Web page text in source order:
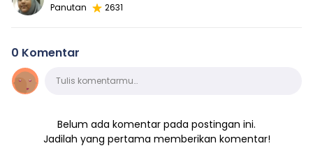
Panutan 2631
0 Komentar
KomentarTulis komentarmu…
Belum ada komentar pada postingan ini.
Jadilah yang pertama memberikan komentar!